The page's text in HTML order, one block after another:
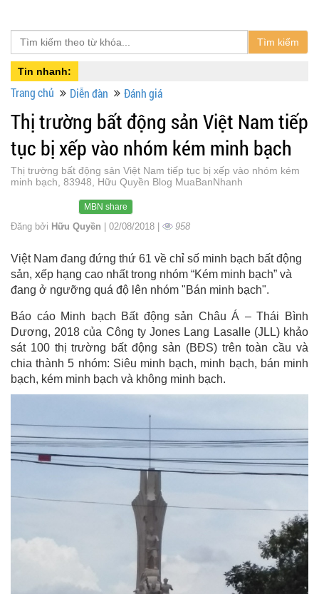
Tìm kiếm
Tin nhanh:
Trang chủ Diễn đàn Đánh giá
Thị trường bất động sản Việt Nam tiếp
tục bị xếp vào nhóm kém minh bạch
Thị trường bất động sản Việt Nam tiếp tục bị xếp vào nhóm kém
minh bạch, 83948, Hữu Quyền Blog MuaBanNhanh
MBN share
Đăng bởi Hữu Quyền | 02/08/2018 | 958
Việt Nam đang đứng thứ 61 về chỉ số minh bạch bất động
sản, xếp hạng cao nhất trong nhóm “Kém minh bạch” và
đang ở ngưỡng quá độ lên nhóm "Bán minh bạch".
Báo cáo Minh bạch Bất động sản Châu Á – Thái Bình
Dương, 2018 của Công ty Jones Lang Lasalle (JLL) khảo
sát 100 thị trường bất động sản (BĐS) trên toàn cầu và
chia thành 5 nhóm: Siêu minh bạch, minh bạch, bán minh
bạch, kém minh bạch và không minh bạch.